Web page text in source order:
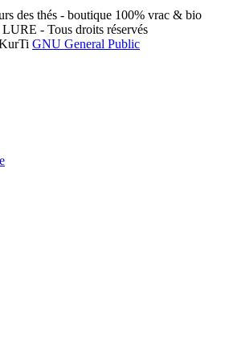
des thés - boutique 100% vrac & bio
LURE - Tous droits réservés
GNU General Public